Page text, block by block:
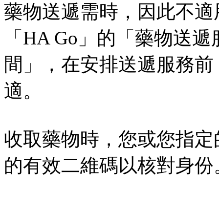
藥物送遞需時，因此不
「HA Go」的「藥物送
間」，在安排送遞服務
適。
收取藥物時，您或您指
的有效二維碼以核對身份